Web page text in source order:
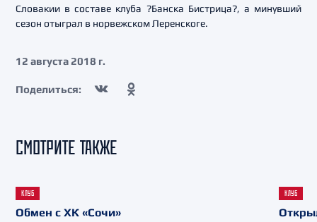
Словакии в составе клуба ?Банска Бистрица?, а минувший
сезон отыграл в норвежском Леренскоге.
12 августа 2018 г.
Поделиться:
СМОТРИТЕ ТАКЖЕ
КЛУБ
Обмен с ХК «Сочи»
КЛУБ